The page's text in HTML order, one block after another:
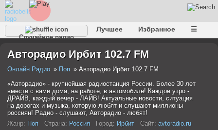
Случайное радио
Лучшее Избранное ☰
Авторадио Ирбит 102.7 FM
Онлайн Радио Поп
Авторадио Ирбит 102.7 FM
«Авторадио» - крупнейшая радиостанция России. Более 30 лет
вместе с вами дома, на работе, в автомобиле! Каждое утро -
ДРАЙВ, каждый вечер - ЛАЙВ! Актуальные новости, ситуация
на дорогах и музыка, которую любят и слушают миллионы
россиян! Радио - слушают, Авторадио - любят!
Жанр: Поп Страна: Россия Город: Ирбит Сайт: avtoradio.ru